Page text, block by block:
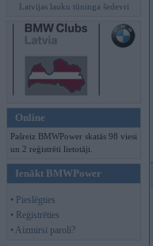
Latvijas lauku tūninga šedevri
Online
Pašreiz BMWPower skatās 98 viesi
un 2 reģistrēti lietotāji.
Ienākt BMWPower
• Pieslēgties
• Reģistrēties
• Aizmirsi paroli?